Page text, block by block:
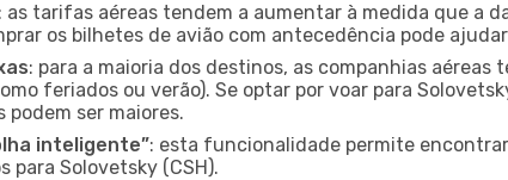
: as tarifas aéreas tendem a aumentar à medida que a
os bilhetes de avião com antecedência pode
: para a maioria dos destinos, as companhias
feriados ou verão). Se optar por voar para
ser maiores.
inteligente”: esta funcionalidade permite
para Solovetsky (CSH).